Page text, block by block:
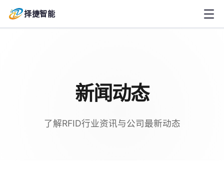
择捷智能
新闻动态
了解RFID行业资讯与公司最新动态